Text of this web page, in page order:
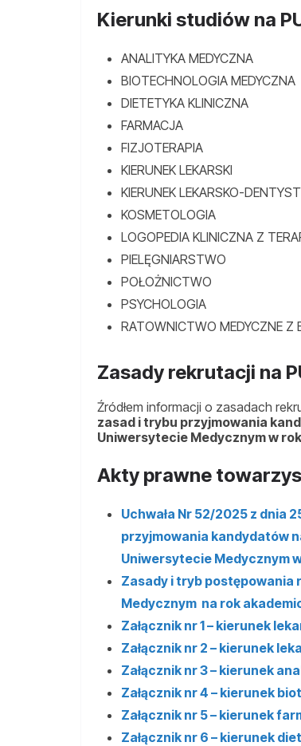
Kierunki studiów na
ANALITYKA MEDYCZNA
BIOTECHNOLOGIA MEDYCZNA
DIETETYKA KLINICZNA
FARMACJA
FIZJOTERAPIA
KIERUNEK LEKARSKI
KIERUNEK LEKARSKO-
KOSMETOLOGIA
LOGOPEDIA KLINICZNA Z
PIELĘGNIARSTWO
POŁOŻNICTWO
PSYCHOLOGIA
RATOWNICTWO MEDYCZNE Z
Zasady rekrutacji na
Źródłem informacji o zasadach
zasad i trybu przyjmowania
Uniwersytecie Medycznym w
Akty prawne
Uchwała Nr 52/2025 z dnia
przyjmowania kandydatów
Uniwersytecie Medycznym
Zasady i tryb postępowania
Medycznym na rok
Załącznik nr 1 – kierunek
Załącznik nr 2 – kierunek
Załącznik nr 3 – kierunek
Załącznik nr 4 – kierunek
Załącznik nr 5 – kierunek
Załącznik nr 6 – kierunek